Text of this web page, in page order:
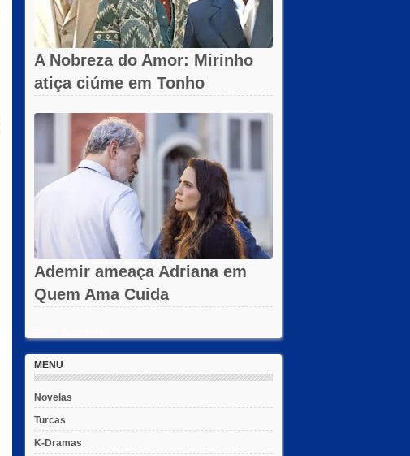
A Nobreza do Amor: Mirinho
atiça ciúme em Tonho
Ademir ameaça Adriana em
Quem Ama Cuida
MENU
Novelas
Turcas
K-Dramas